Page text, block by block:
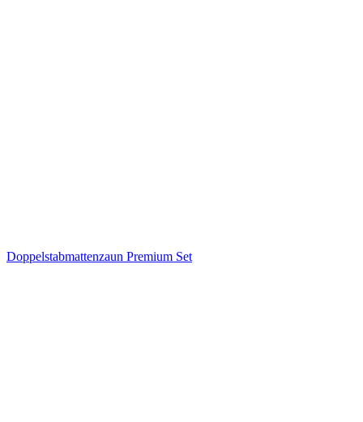
Doppelstabmattenzaun Premium Set